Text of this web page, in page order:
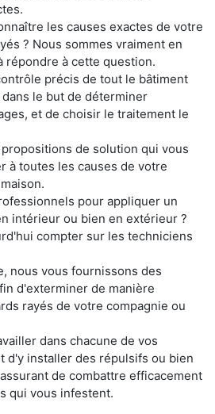
les causes exactes de votre
? Nous sommes vraiment en
répondre à cette question.
précis de tout le bâtiment
le but de déterminer
et de choisir le traitement le
de solution qui vous
à toutes les causes de votre
pour appliquer un
intérieur ou bien en extérieur ?
compter sur les techniciens
nous vous fournissons des
d'exterminer de manière
rayés de votre compagnie ou
dans chacune de vos
d'y installer des répulsifs ou bien
de combattre efficacement
qui vous infestent.